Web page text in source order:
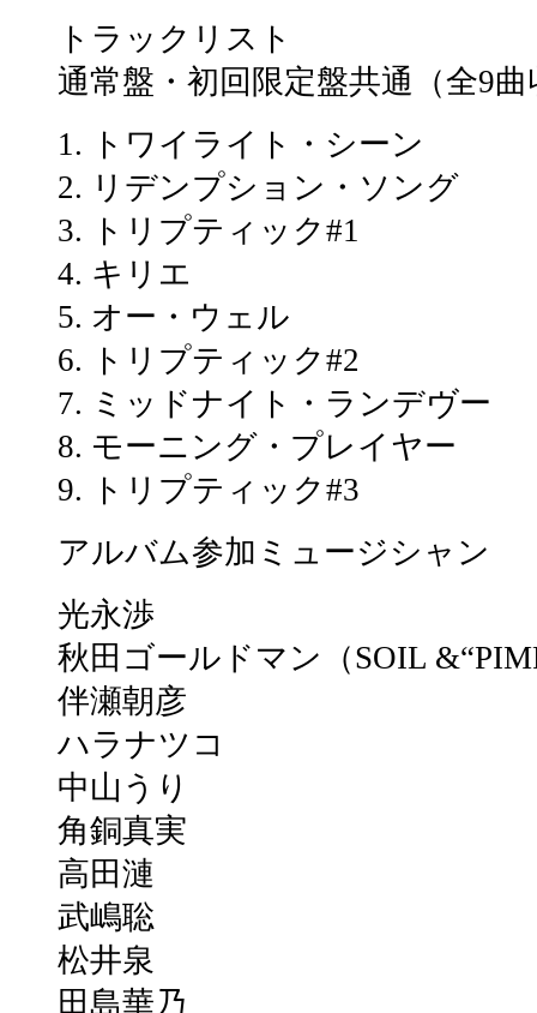
トラックリスト
通常盤・初回限定盤共通（全9曲
1. トワイライト・シーン
2. リデンプション・ソング
3. トリプティック#1
4. キリエ
5. オー・ウェル
6. トリプティック#2
7. ミッドナイト・ランデヴー
8. モーニング・プレイヤー
9. トリプティック#3
アルバム参加ミュージシャン
光永渉
秋田ゴールドマン（SOIL
伴瀬朝彦
ハラナツコ
中山うり
角銅真実
高田漣
武嶋聡
松井泉
田島華乃